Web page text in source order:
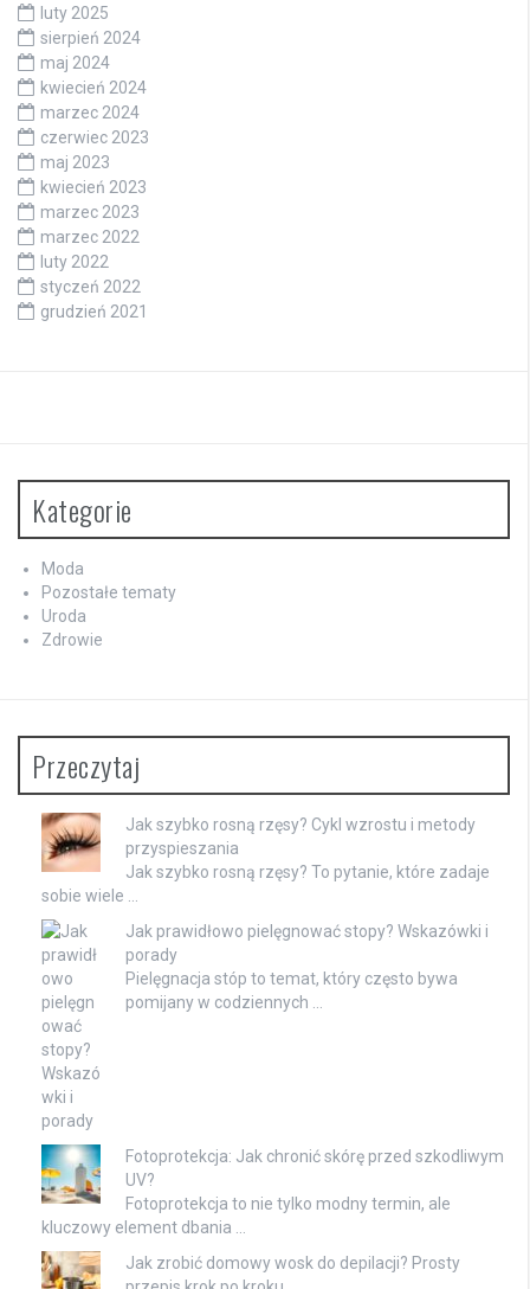
luty 2025
sierpień 2024
maj 2024
kwiecień 2024
marzec 2024
czerwiec 2023
maj 2023
kwiecień 2023
marzec 2023
marzec 2022
luty 2022
styczeń 2022
grudzień 2021
Kategorie
Moda
Pozostałe tematy
Uroda
Zdrowie
Przeczytaj
Jak szybko rosną rzęsy? Cykl wzrostu i metody
przyspieszania
Jak szybko rosną rzęsy? To pytanie, które zadaje
sobie wiele …
Jak prawidłowo pielęgnować stopy? Wskazówki i
porady
Pielęgnacja stóp to temat, który często bywa
pomijany w codziennych …
Fotoprotekcja: Jak chronić skórę przed szkodliwym
UV?
Fotoprotekcja to nie tylko modny termin, ale
kluczowy element dbania …
Jak zrobić domowy wosk do depilacji? Prosty